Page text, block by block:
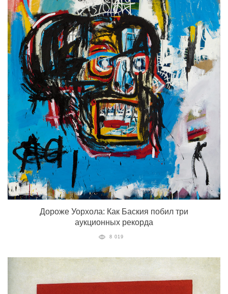
Дороже Уорхола: Как Баския побил три
аукционных рекорда
8 019